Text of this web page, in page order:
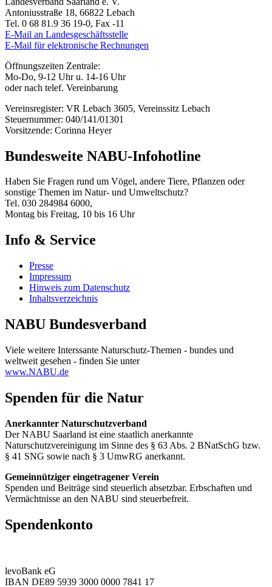
Antoniusstraße 18, 66822 Lebach
Tel. 0 68 81.9 36 19-0, Fax -11
E-Mail an Landesgeschäftsstelle
E-Mail für elektronische Rechnungen
Öffnungszeiten Zentrale:
Mo-Do, 9-12 Uhr u. 14-16 Uhr
oder nach telef. Vereinbarung
Vereinsregister: VR Lebach 3605, Vereinssitz Lebach
Steuernummer: 040/141/01301
Vorsitzende: Corinna Heyer
Bundesweite NABU-Infohotline
Haben Sie Fragen rund um Vögel, andere Tiere, Pflanzen oder
sonstige Themen im Natur- und Umweltschutz?
Tel. 030 284984 6000,
Montag bis Freitag, 10 bis 16 Uhr
Info & Service
Presse
Impressum
Hinweis zum Datenschutz
Inhaltsverzeichnis
NABU Bundesverband
Viele weitere Interssante Naturschutz-Themen - bundes und
weltweit gesehen - finden Sie unter
www.NABU.de
Spenden für die Natur
Anerkannter Naturschutzverband
Der NABU Saarland ist eine staatlich anerkannte
Naturschutzvereinigung im Sinne des § 63 Abs. 2 BNatSchG bzw.
§ 41 SNG sowie nach § 3 UmwRG anerkannt.
Gemeinnütziger eingetragener Verein
Spenden und Beiträge sind steuerlich absetzbar. Erbschaften und
Vermächtnisse an den NABU sind steuerbefreit.
Spendenkonto
levoBank eG
IBAN DE89 5939 3000 0000 7841 17